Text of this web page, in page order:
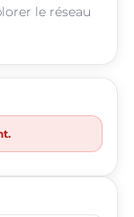
le réseau